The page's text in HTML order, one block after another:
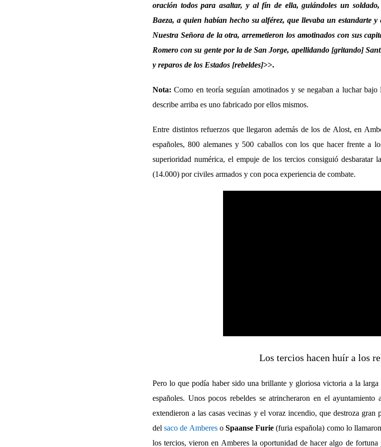
oración todos para asaltar, y al fín de ella, guiándoles un
Baeza, a quien habían hecho su alférez, que llevaba un estandarte
Nuestra Señora de la otra, arremetieron los amotinados con sus
Romero con su gente por la de San Jorge, apellidando [gritando]
y reparos de los Estados [rebeldes]>>.
Nota: Como en teoría seguían amotinados y se negaban a luchar
describe arriba es uno fabricado por ellos mismos.
Entre distintos refuerzos que llegaron además de los de Alost, en
españoles, 800 alemanes y 500 caballos con los que hacer frente a
superioridad numérica, el empuje de los tercios consiguió desbaratar
(14.000) por civiles armados y con poca experiencia de combate.
Los tercios hacen huír a los
Pero lo que podía haber sido una brillante y gloriosa victoria a la
españoles. Unos pocos rebeldes se atrincheraron en el
extendieron a las casas vecinas y el voraz incendio, que destroza
delsaco de Ambereso Spaanse Furie (furia española) como lo
los tercios, vieron en Amberes la oportunidad de hacer algo de